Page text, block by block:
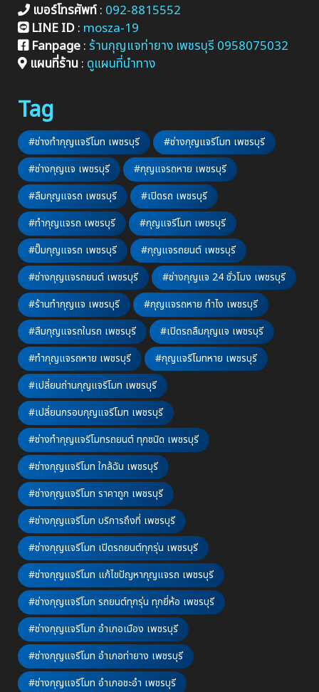
เบอร์โทรศัพท์: 092-8815552
LINE ID: mosza-19
Fanpage: ร้านกุญแจท่ายาง เพชรบุรี 0958075032
แผนที่ร้าน: ดูแผนที่นำทาง
Tag
#ช่างทำกุญแจรีโมท เพชรบุรี
#ช่างกุญแจรีโมท เพชรบุรี
#ช่างกุญแจ เพชรบุรี
#กุญแจรถหาย เพชรบุรี
#ลืมกุญแจรถ เพชรบุรี
#เปิดรถ เพชรบุรี
#ทำกุญแจรถ เพชรบุรี
#กุญแจรีโมท เพชรบุรี
#ปั๊มกุญแจรถ เพชรบุรี
#กุญแจรถยนต์ เพชรบุรี
#ช่างกุญแจรถยนต์ เพชรบุรี
#ช่างกุญแจ 24 ชั่วโมง เพชรบุรี
#ร้านทำกุญแจ เพชรบุรี
#กุญแจรถหาย ทำไง เพชรบุรี
#ลืมกุญแจรถในรถ เพชรบุรี
#เปิดรถลืมกุญแจ เพชรบุรี
#ทำกุญแจรถหาย เพชรบุรี
#กุญแจรีโมทหาย เพชรบุรี
#เปลี่ยนถ่านกุญแจรีโมท เพชรบุรี
#เปลี่ยนกรอบกุญแจรีโมท เพชรบุรี
#ช่างทำกุญแจรีโมทรถยนต์ ทุกชนิด เพชรบุรี
#ช่างกุญแจรีโมท ใกล้ฉัน เพชรบุรี
#ช่างกุญแจรีโมท ราคาถูก เพชรบุรี
#ช่างกุญแจรีโมท บริการถึงที่ เพชรบุรี
#ช่างกุญแจรีโมท เปิดรถยนต์ทุกรุ่น เพชรบุรี
#ช่างกุญแจรีโมท แก้ไขปัญหากุญแจรถ เพชรบุรี
#ช่างกุญแจรีโมท รถยนต์ทุกรุ่น ทุกยี่ห้อ เพชรบุรี
#ช่างกุญแจรีโมท อำเภอเมือง เพชรบุรี
#ช่างกุญแจรีโมท อำเภอท่ายาง เพชรบุรี
#ช่างกุญแจรีโมท อำเภอชะอำ เพชรบุรี